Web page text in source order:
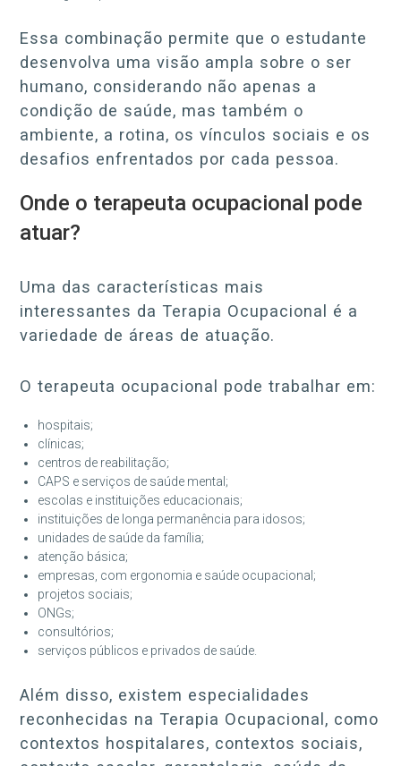
Essa combinação permite que o estudante
desenvolva uma visão ampla sobre o ser
humano, considerando não apenas a
condição de saúde, mas também o
ambiente, a rotina, os vínculos sociais e os
desafios enfrentados por cada pessoa.
Onde o terapeuta ocupacional pode
atuar?
Uma das características mais
interessantes da Terapia Ocupacional é a
variedade de áreas de atuação.
O terapeuta ocupacional pode trabalhar em:
hospitais;
clínicas;
centros de reabilitação;
CAPS e serviços de saúde mental;
escolas e instituições educacionais;
instituições de longa permanência para idosos;
unidades de saúde da família;
atenção básica;
empresas, com ergonomia e saúde ocupacional;
projetos sociais;
ONGs;
consultórios;
serviços públicos e privados de saúde.
Além disso, existem especialidades
reconhecidas na Terapia Ocupacional, como
contextos hospitalares, contextos sociais,